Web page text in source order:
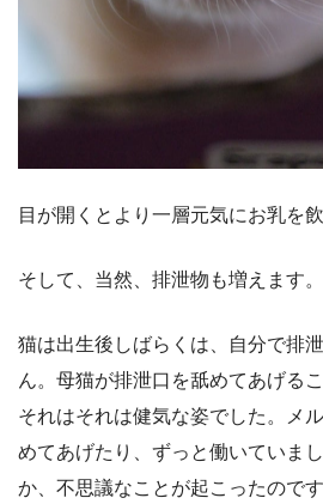
目が開くとより一層元気にお乳を
そして、当然、排泄物も増えます。
猫は出生後しばらくは、自分で排
ん。母猫が排泄口を舐めてあげる
それはそれは健気な姿でした。メ
めてあげたり、ずっと働いていま
か、不思議なことが起こったのです